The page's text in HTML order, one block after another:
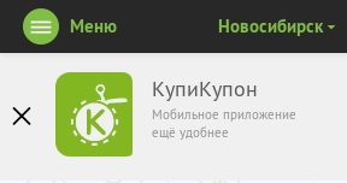
КупиКупон
Мобильное приложение
ещё удобнее
Меню Новосибирск